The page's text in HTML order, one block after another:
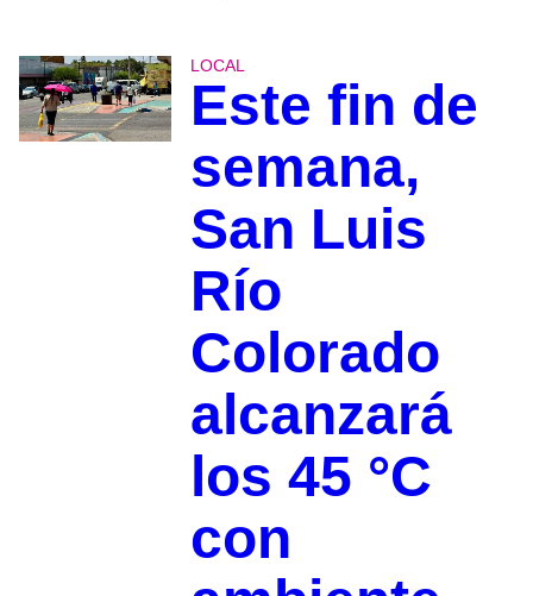
LOCAL
Este fin de
semana,
San Luis
Río
Colorado
alcanzará
los 45 °C
con